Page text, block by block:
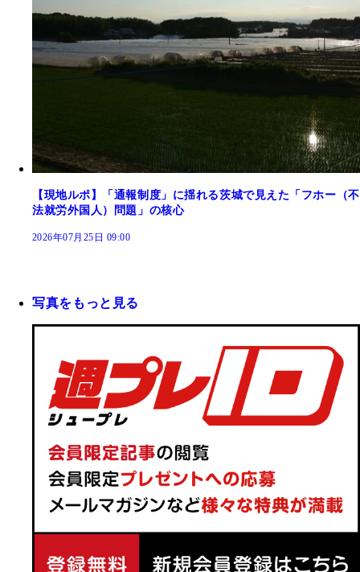
【現地ルポ】「通報制度」に揺れる茨城で見えた「フホー（不
法就労外国人）問題」の核心
2026年07月25日 09:00
写真をもっと見る